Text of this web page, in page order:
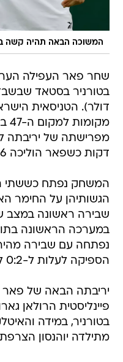
המשוכה הבאה תהיה קשה
שחר פאר העפילה
דולר). הטניסאית
דקות כשפאר הוליכה 4:6, 0:2.
המשחק נפתח כששתי
הגשותיהן על החימר
נפתחה עם שבירה
הספיקה לעלות ל-0:2 לפני שדומינגס לינו פרשה.
יריבתה הבאה של פאר
פיינליסטית הרולאן
בטורניר, במידה
מתילדה יוהנסון